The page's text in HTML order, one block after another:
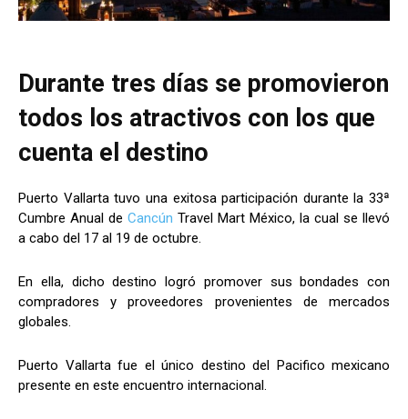
Durante tres días se promovieron
todos los atractivos con los que
cuenta el destino
Puerto Vallarta tuvo una exitosa participación durante la 33ª
Cumbre Anual de Cancún Travel Mart México, la cual se llevó
a cabo del 17 al 19 de octubre.
En ella, dicho destino logró promover sus bondades con
compradores y proveedores provenientes de mercados
globales.
Puerto Vallarta fue el único destino del Pacifico mexicano
presente en este encuentro internacional.